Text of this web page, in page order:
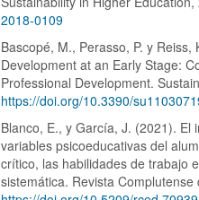
2018-0109
Bascopé, M., Perasso, P. y
Development at an Early Stage:
Professional Development.
https://doi.org/10.3390/
Blanco, E., y García, J. (2021). El
variables psicoeducativas del
crítico, las habilidades de trabajo
sistemática. Revista